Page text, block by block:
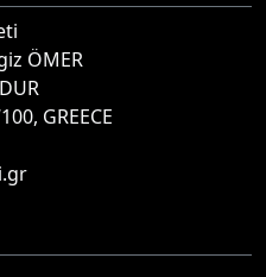
ÖMER
GREECE